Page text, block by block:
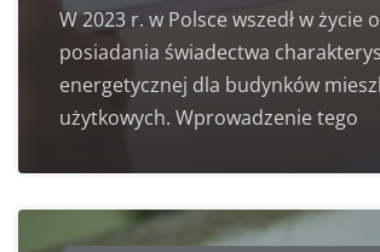
W 2023 r. w Polsce wszedł w życie
posiadania świadectwa
energetycznej dla budynków
użytkowych. Wprowadzenie tego